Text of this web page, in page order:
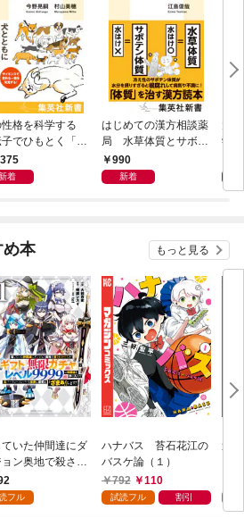
性格を科学する
でひもとく「最
」の進化
着
はじめての漢方相談薬
局 水草体質とサボテ
ン体質
990
新着
学
め本 もっと見る
いた仲間達にダ
ョン奥地で殺され
たがギフト『無限
』でレベル９９
フル
ハナバス 苔石花江の
バスケ論（１）
792
110
試読フル 割引
追
強
～